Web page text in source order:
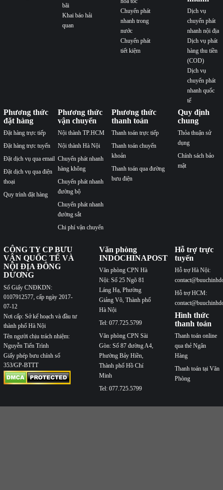
bãi
Khai báo hải
quan
Chuyển phát
nhanh trong
nước
Chuyển phát
tiết kiệm
Dịch vụ
chuyển phát
nhanh nội địa
Dịch vụ phát
hàng thu tiền
(COD)
Dịch vụ
chuyển phát
nhanh quốc
tế
Phương thức
đặt hàng
Đặt hàng trực tiếp
Đặt hàng trực tuyến
Đặt dịch vụ qua email
Đặt dịch vụ qua điện
thoại
Quy trình đặt hàng
Phương thức
vận chuyển
Nội thành TP.HCM
Nội thành Hà Nội
Chuyển phát nhanh
hàng không
Chuyển phát nhanh
đường bộ
Chuyển phát nhanh
đường sắt
Chi phí vận chuyển
Phương thức
thanh toán
Thanh toán trực tiếp
Thanh toán chuyển
khoản
Thanh toán qua đường
bưu điện
Quy định
chung
Thỏa thuận sử
dụng
Chính sách bảo
mật
CÔNG TY CP BƯU
VẬN QUỐC TẾ VÀ
NỘI ĐỊA ĐÔNG
DƯƠNG
Số Giấy CNĐKDN:
0107912577, cấp ngày 2017-
07-12
Nơi cấp: Sở kế hoạch và đầu tư
thành phố Hà Nội
Tên người chịu trách nhiệm:
Nguyễn Tiến Trình
Giấy phép bưu chính số
353/GP-BTTT
Văn phòng
INDOCHINAPOST
Văn phòng CPN Hà
Nội: Số 25 Ngõ 81
Láng Hạ, Phường
Giảng Võ, Thành phố
Hà Nội
Tel: 077.725.5799
Văn phòng CPN Sài
Gòn: Số 87 đường A4,
Phường Bảy Hiền,
Thành phố Hồ Chí
Minh
Tel: 077.725.5799
Hỗ trợ trực
tuyến
Hỗ trợ Hà Nội:
Hỗ trợ HCM:
Hình thức
thanh toán
Thanh toán online
qua thẻ Ngân
Hàng
Thanh toán tại Văn
Phòng